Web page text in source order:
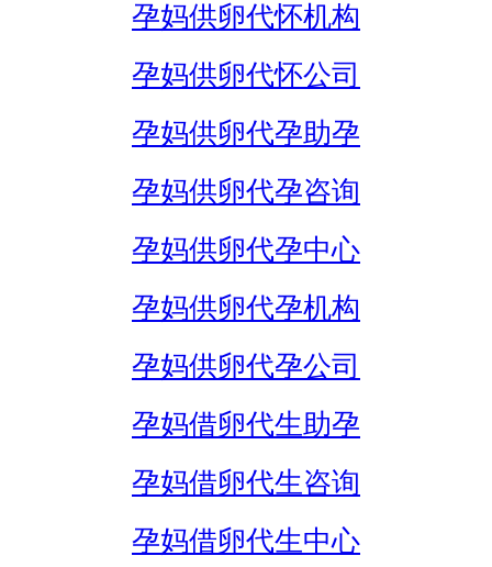
孕妈供卵代怀机构
孕妈供卵代怀公司
孕妈供卵代孕助孕
孕妈供卵代孕咨询
孕妈供卵代孕中心
孕妈供卵代孕机构
孕妈供卵代孕公司
孕妈借卵代生助孕
孕妈借卵代生咨询
孕妈借卵代生中心